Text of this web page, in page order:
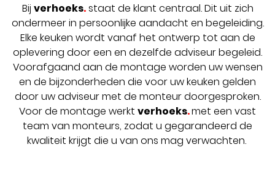
Bij verhoeks.staat de klant centraal. Dit uit zich
ondermeer in persoonlijke aandacht en begeleiding.
Elke keuken wordt vanaf het ontwerp tot aan de
oplevering door een en dezelfde adviseur begeleid.
Voorafgaand aan de montage worden uw wensen
en de bijzonderheden die voor uw keuken gelden
door uw adviseur met de monteur doorgesproken.
Voor de montage werkt verhoeks.met een vast
team van monteurs, zodat u gegarandeerd de
kwaliteit krijgt die u van ons mag verwachten.